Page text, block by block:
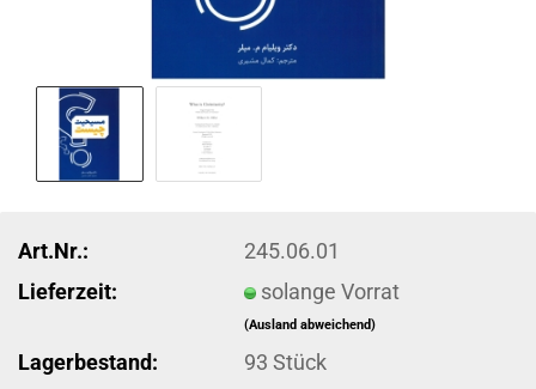
Art.Nr.:
245.06.01
Lieferzeit:
solange Vorrat
(Ausland abweichend)
Lagerbestand: 93Stück